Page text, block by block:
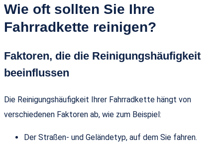
Wie oft sollten Sie Ihre
Fahrradkette reinigen?
Faktoren, die die Reinigungshäufigkeit
beeinflussen
Die Reinigungshäufigkeit Ihrer Fahrradkette hängt von
verschiedenen Faktoren ab, wie zum Beispiel:
Der Straßen- und Geländetyp, auf dem Sie fahren.